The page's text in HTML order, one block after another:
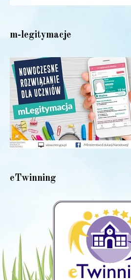
m-legitymacje
eTwinning